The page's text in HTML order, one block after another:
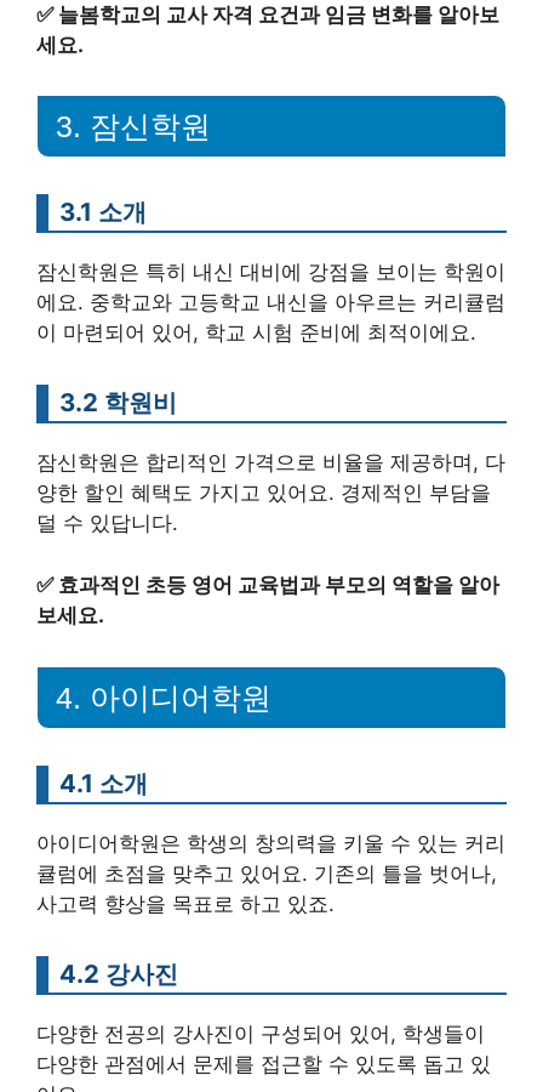
✅ 늘봄학교의 교사 자격 요건과 임금 변화를 알아보
세요.
3. 잠신학원
3.1 소개
잠신학원은 특히 내신 대비에 강점을 보이는 학원이
에요. 중학교와 고등학교 내신을 아우르는 커리큘럼
이 마련되어 있어, 학교 시험 준비에 최적이에요.
3.2 학원비
잠신학원은 합리적인 가격으로 비율을 제공하며, 다
양한 할인 혜택도 가지고 있어요. 경제적인 부담을
덜 수 있답니다.
✅ 효과적인 초등 영어 교육법과 부모의 역할을 알아
보세요.
4. 아이디어학원
4.1 소개
아이디어학원은 학생의 창의력을 키울 수 있는 커리
큘럼에 초점을 맞추고 있어요. 기존의 틀을 벗어나,
사고력 향상을 목표로 하고 있죠.
4.2 강사진
다양한 전공의 강사진이 구성되어 있어, 학생들이
다양한 관점에서 문제를 접근할 수 있도록 돕고 있